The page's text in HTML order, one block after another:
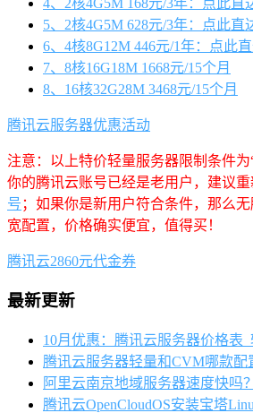
5、2核4G5M 628元/3年：点此直
6、4核8G12M 446元/1年：点此
7、8核16G18M 1668元/15个月
8、16核32G28M 3468元/15个月
腾讯云服务器优惠活动
注意：以上特价轻量服务器限制条件
你的腾讯云账号已经是老用户，建议重
号 ；如果你是新用户符合条件，那么
宽配置，价格确实便宜，值得买！
腾讯云2860元代金券
最新更新
10月优惠：腾讯云服务器价格表
腾讯云服务器轻量和CVM哪款配
阿里云南京地域服务器速度快吗
腾讯云OpenCloudOS安装宝塔